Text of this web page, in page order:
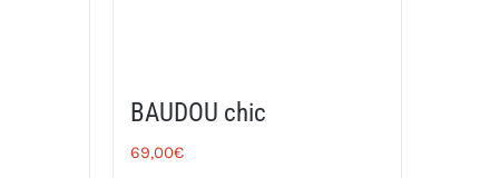
BAUDOU chic
69,00€